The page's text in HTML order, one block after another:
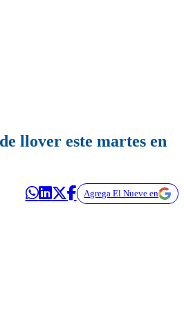
llover este martes en
Agrega El Nueve en